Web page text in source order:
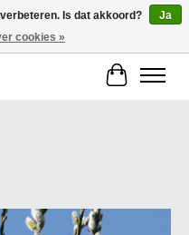
Items
Is dat akkoord?
Ja
cookies »